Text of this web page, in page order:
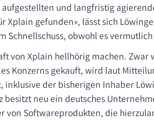
und langfristig
Xplain gefunden», lässt sich
Schnellschuss, obwohl es
von Xplain hellhörig machen. Zwar
Konzerns gekauft, wird laut
der bisherigen Inhaber
neu ein deutsches
von Softwareprodukten, die